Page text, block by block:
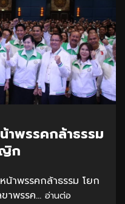
าพรรคกล้าธรรม
ก
น้าพรรคกล้าธรรม โยก
พรรค... อ่านต่อ